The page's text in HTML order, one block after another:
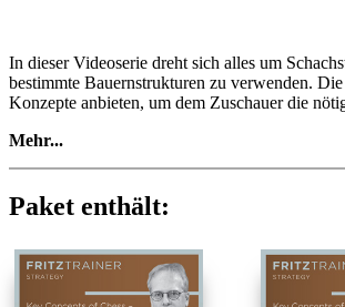
In dieser Videoserie dreht sich alles um
bestimmte Bauernstrukturen zu verwenden.
Konzepte anbieten, um dem Zuschauer die
• Videolaufzeit: 6 Stunden 30 Minuten (Englisch)
• EExtra: Training mit ChessBase-Apps -
In zweiten Teil liegt der Schwerpunkt auf
Mehr...
Paket enthält: